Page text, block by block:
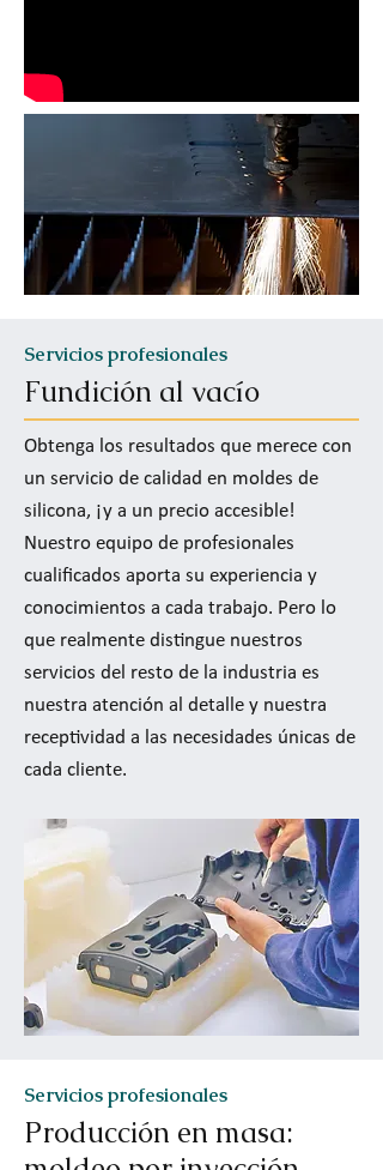
Servicios profesionales
Fundición al vacío
Obtenga los resultados que merece con
un servicio de calidad en moldes de
silicona, ¡y a un precio accesible!
Nuestro equipo de profesionales
cualificados aporta su experiencia y
conocimientos a cada trabajo. Pero lo
que realmente distingue nuestros
servicios del resto de la industria es
nuestra atención al detalle y nuestra
receptividad a las necesidades únicas de
cada cliente.
Servicios profesionales
Producción en masa: